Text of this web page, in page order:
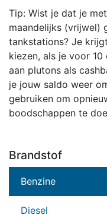
Tip: Wist je dat je met
maandelijks (vrijwel)
tankstations? Je
kiezen, als je voor
aan plutons als
je jouw saldo weer
gebruiken om
boodschappen te
Brandstof
Benzine
Diesel